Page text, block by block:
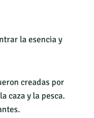
la esencia y
creadas por
caza y la pesca.